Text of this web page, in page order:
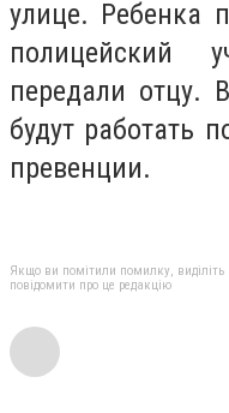
улице. Ребенка
полицейский
передали отцу.
будут работать
превенции.
Якщо ви помітили помилку, виділіть
повідомити про це редакцію